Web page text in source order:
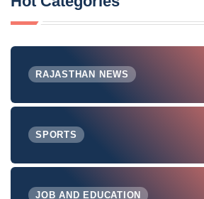
RAJASTHAN NEWS
SPORTS
JOB AND EDUCATION